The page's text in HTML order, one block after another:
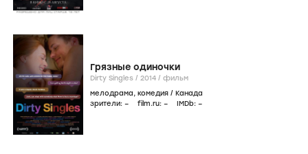
Грязные одиночки
Dirty Singles / 2014 / фильм
мелодрама, комедия / Канада
зрители: – film.ru: – IMDb: –